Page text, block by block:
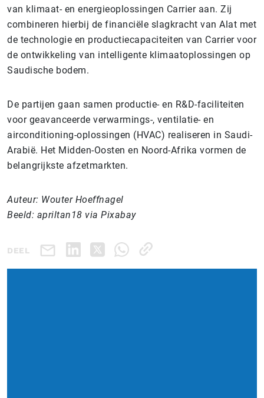
van klimaat- en energieoplossingen Carrier aan. Zij
combineren hierbij de financiële slagkracht van Alat met
de technologie en productiecapaciteiten van Carrier voor
de ontwikkeling van intelligente klimaatoplossingen op
Saudische bodem.
De partijen gaan samen productie- en R&D-faciliteiten
voor geavanceerde verwarmings-, ventilatie- en
airconditioning-oplossingen (HVAC) realiseren in Saudi-
Arabië. Het Midden-Oosten en Noord-Afrika vormen de
belangrijkste afzetmarkten.
Auteur: Wouter Hoeffnagel
Beeld: apriltan18 via Pixabay
DEEL